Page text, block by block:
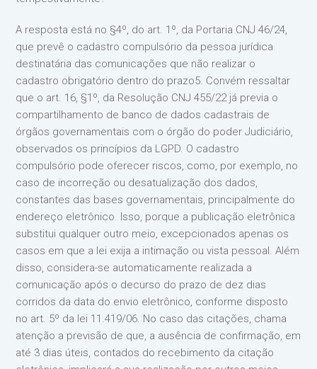
A resposta está no §4º, do art. 1º, da Portaria CNJ 46/24,
que prevê o cadastro compulsório da pessoa jurídica
destinatária das comunicações que não realizar o
cadastro obrigatório dentro do prazo5. Convém ressaltar
que o art. 16, §1º, da Resolução CNJ 455/22 já previa o
compartilhamento de banco de dados cadastrais de
órgãos governamentais com o órgão do poder Judiciário,
observados os princípios da LGPD. O cadastro
compulsório pode oferecer riscos, como, por exemplo, no
caso de incorreção ou desatualização dos dados,
constantes das bases governamentais, principalmente do
endereço eletrônico. Isso, porque a publicação eletrônica
substitui qualquer outro meio, excepcionados apenas os
casos em que a lei exija a intimação ou vista pessoal. Além
disso, considera-se automaticamente realizada a
comunicação após o decurso do prazo de dez dias
corridos da data do envio eletrônico, conforme disposto
no art. 5º da lei 11.419/06. No caso das citações, chama
atenção a previsão de que, a ausência de confirmação, em
até 3 dias úteis, contados do recebimento da citação